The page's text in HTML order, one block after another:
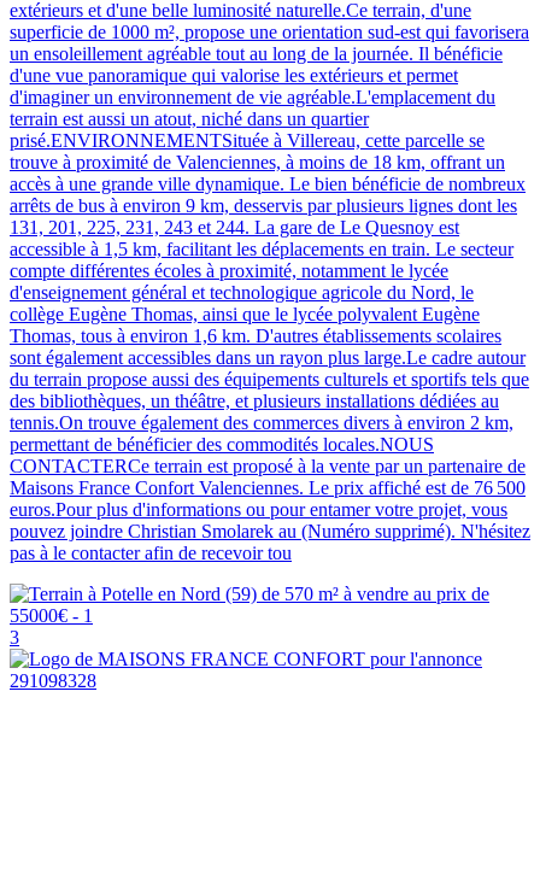
extérieurs et d'une belle luminosité naturelle.Ce terrain, d'une
superficie de 1000 m², propose une orientation sud-est qui favorisera
un ensoleillement agréable tout au long de la journée. Il bénéficie
d'une vue panoramique qui valorise les extérieurs et permet
d'imaginer un environnement de vie agréable.L'emplacement du
terrain est aussi un atout, niché dans un quartier
prisé.ENVIRONNEMENTSituée à Villereau, cette parcelle se
trouve à proximité de Valenciennes, à moins de 18 km, offrant un
accès à une grande ville dynamique. Le bien bénéficie de nombreux
arrêts de bus à environ 9 km, desservis par plusieurs lignes dont les
131, 201, 225, 231, 243 et 244. La gare de Le Quesnoy est
accessible à 1,5 km, facilitant les déplacements en train. Le secteur
compte différentes écoles à proximité, notamment le lycée
d'enseignement général et technologique agricole du Nord, le
collège Eugène Thomas, ainsi que le lycée polyvalent Eugène
Thomas, tous à environ 1,6 km. D'autres établissements scolaires
sont également accessibles dans un rayon plus large.Le cadre autour
du terrain propose aussi des équipements culturels et sportifs tels que
des bibliothèques, un théâtre, et plusieurs installations dédiées au
tennis.On trouve également des commerces divers à environ 2 km,
permettant de bénéficier des commodités locales.NOUS
CONTACTERCe terrain est proposé à la vente par un partenaire de
Maisons France Confort Valenciennes. Le prix affiché est de 76 500
euros.Pour plus d'informations ou pour entamer votre projet, vous
pouvez joindre Christian Smolarek au (Numéro supprimé). N'hésitez
pas à le contacter afin de recevoir tou
3